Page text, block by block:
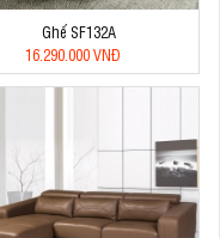
Ghế SF132A
16.290.000 VNĐ